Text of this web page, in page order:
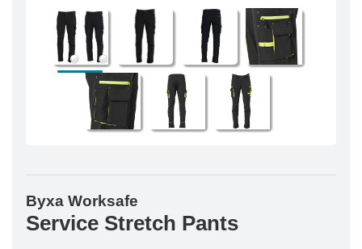
Byxa Worksafe
Service Stretch Pants